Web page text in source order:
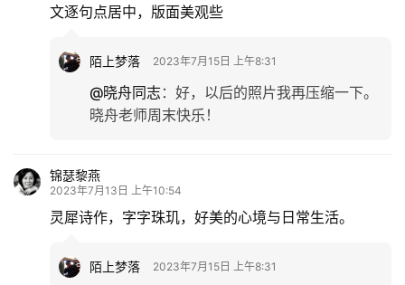
首
页
文逐句点居中，版面美观些
陌上梦落 2023年7月15日 上午8:31
@晓舟同志： 好，以后的照片我再压缩一下。
晓舟老师周末快乐！
锦瑟黎燕
2023年7月13日 上午10:54
灵犀诗作，字字珠玑，好美的心境与日常生活。
陌上梦落 2023年7月15日 上午8:31